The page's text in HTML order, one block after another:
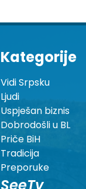
Kategorije
Vidi Srpsku
Ljudi
Uspješan biznis
Dobrodošli u BL
Priče BiH
Tradicija
Preporuke